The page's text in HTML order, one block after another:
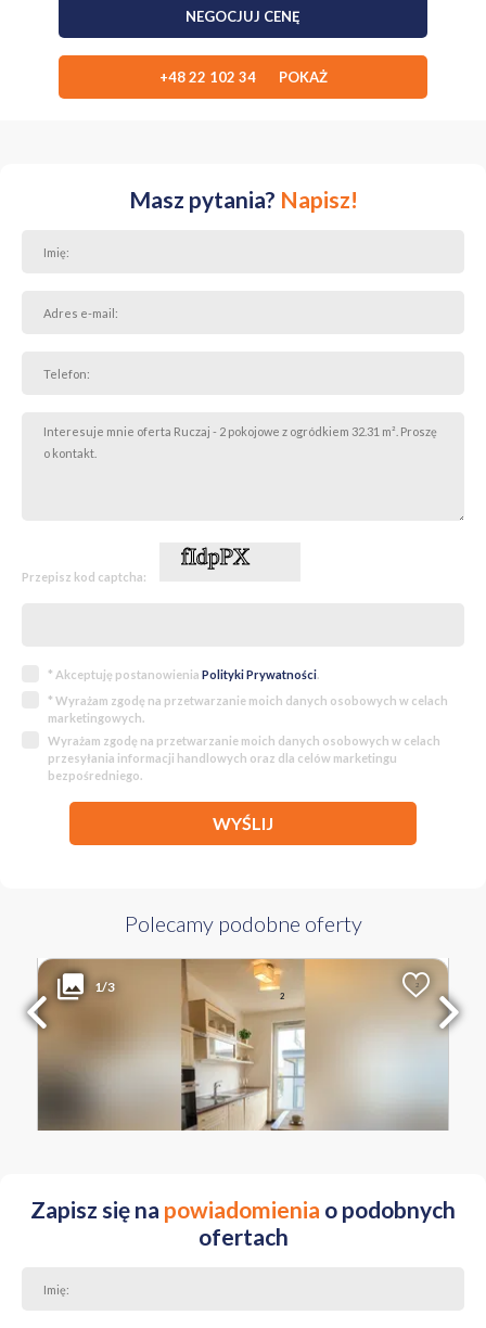
NEGOCJUJ CENĘ
+48 22 102 34 POKAŻ
Masz pytania? Napisz!
Przepisz kod captcha:
* Akceptuję postanowienia Polityki Prywatności.
* Wyrażam zgodę na przetwarzanie moich danych osobowych w celach
marketingowych.
Wyrażam zgodę na przetwarzanie moich danych osobowych w celach
przesyłania informacji handlowych oraz dla celów marketingu
bezpośredniego.
WYŚLIJ
Polecamy podobne oferty
1/3Liczba pokoi Powierzchnia
32.69 m2
Cena za m2
16 121 PLN
MAŁOPOLSKIE Kraków Prądnik Biały ul. Eljasza Walerego
Radzikowskiego
Zapisz się na powiadomienia o podobnych
ofertach